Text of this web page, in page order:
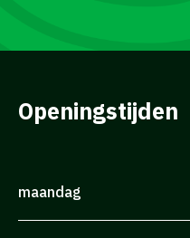
Openingstijden
maandag